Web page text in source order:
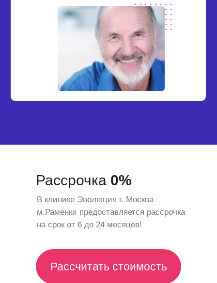
Рассрочка 0%
В клинике Эволюция г. Москва
м.Раменки предоставляется рассрочка
на срок от 6 до 24 месяцев!
Рассчитать стоимость